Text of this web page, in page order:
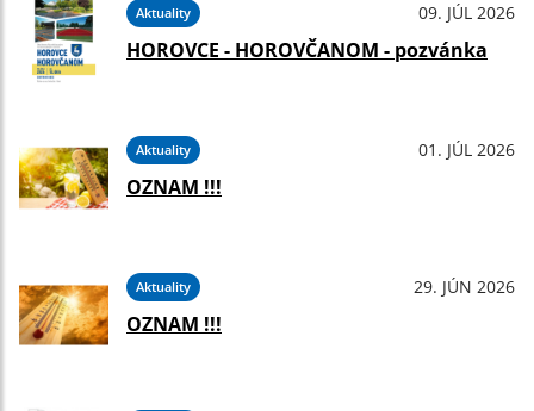
Aktuality 09. JÚL 2026
HOROVCE - HOROVČANOM - pozvánka
Aktuality 01. JÚL 2026
OZNAM !!!
Aktuality 29. JÚN 2026
OZNAM !!!